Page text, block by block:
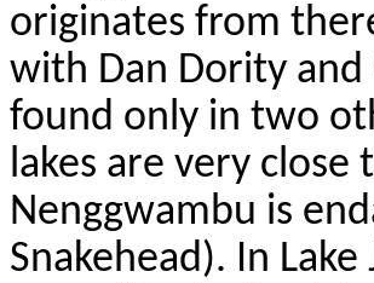
originates from
with Dan Dority and
found only in two
lakes are very
Nenggwambu is
Snakehead). In Lake